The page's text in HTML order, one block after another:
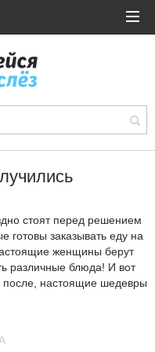
стоят перед решением
готовы заказывать еду на
женщины берут
различные блюда! И вот
после, настоящие шедевры